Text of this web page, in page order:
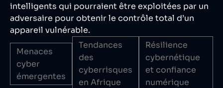
intelligents qui pourraient être exploitées par un
adversaire pour obtenir le contrôle total d’un
appareil vulnérable.
Menaces
cyber
émergentes
Tendances
des
cyberrisques
en Afrique
Résilience
cybernétique
et confiance
numérique